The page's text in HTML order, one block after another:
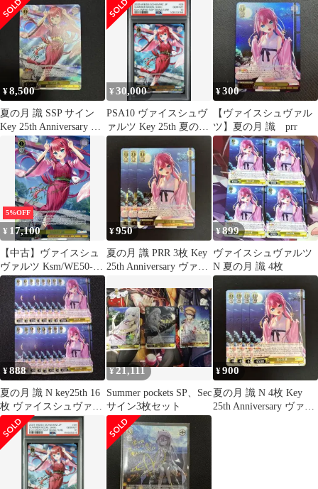
sp
¥8,500
夏の月 識 SSP サイン
Key 25th Anniversary ヴ
ァイス
¥30,000
PSA10 ヴァイスシュヴ
ァルツ Key 25th 夏の月
識 SSP
¥300
【ヴァイスシュヴァル
ツ】夏の月 識 prr
5%OFF
¥ 17,100
【中古】ヴァイスシュ
ヴァルツ Ksm/WE50-
09SSP[SSP]：(ホロ)夏
の月 識(ふむゆん金箔
押しサイン入り)
¥950
夏の月 識 PRR 3枚 Key
25th Anniversary ヴァイ
¥899
ヴァイスシュヴァルツ
N 夏の月 識 4枚
¥888
夏の月 識 N key25th 16
枚 ヴァイスシュヴァル
ツ
¥21,111
Summer pockets SP、Sec
サイン3枚セット
¥900
夏の月 識 N 4枚 Key
25th Anniversary ヴァイ